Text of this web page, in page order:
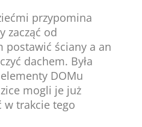
przypomina
zacząć od
postawić ściany a an
dachem. Była
DOMu
mogli je już
w trakcie tego